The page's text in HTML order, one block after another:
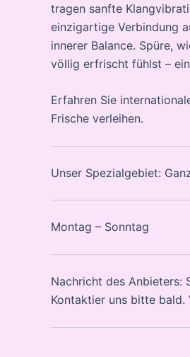
tragen sanfte
einzigartige Verbindung
innerer Balance. Spüre,
völlig erfrischt fühlst –
Erfahren Sie
Frische verleihen.
Unser Spezialgebiet:
Montag – Sonntag
Nachricht des Anbieters:
Kontaktier uns bitte bald.